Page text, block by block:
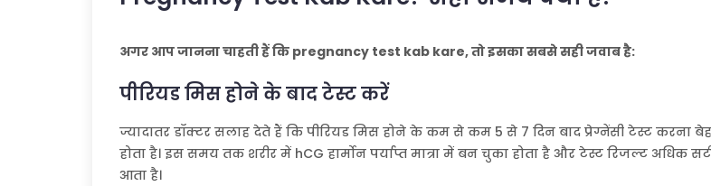
अगर आप जानना चाहती हैं कि pregnancy test kab kare, तो इसका सबसे सही जवाब है:
पीरियड मिस होने के बाद टेस्ट करें
ज्यादातर डॉक्टर सलाह देते हैं कि पीरियड मिस होने के कम से कम 5 से 7 दिन बाद प्रेग्नेंसी टेस्ट करना
होता है। इस समय तक शरीर में hCG हार्मोन पर्याप्त मात्रा में बन चुका होता है और टेस्ट रिजल्ट अधिक
आता है।